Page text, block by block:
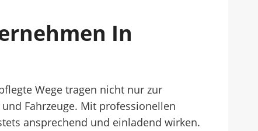
In
Wege tragen nicht nur zur
Fahrzeuge. Mit professionellen
ansprechend und einladend wirken.